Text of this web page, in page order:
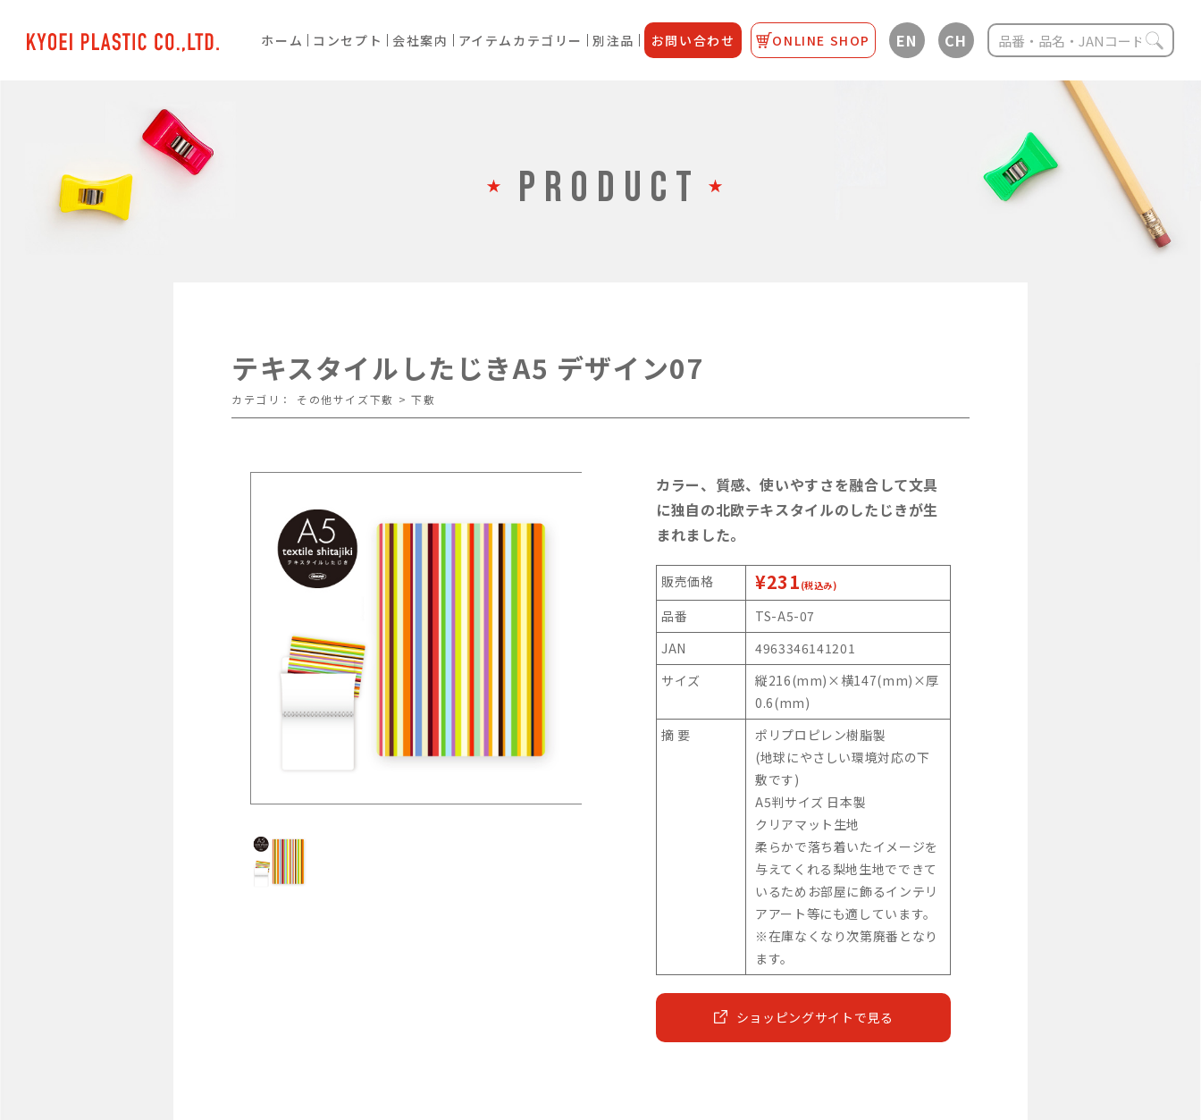
ホーム コンセプト 会社案内 アイテムカテゴリー 別注品 お問い合わせ ONLINE SHOP EN CH
PRODUCT
テキスタイルしたじきA5 デザイン07
カテゴリ： その他サイズ下敷 > 下敷
カラー、質感、使いやすさを融合して文具
に独自の北欧テキスタイルのしたじきが生
まれました。
販売価格 ¥231 (税込み)
品番
TS-A5-07
JAN
4963346141201
サイズ
縦216(mm)×横147(mm)×厚
0.6(mm)
摘 要
ポリプロピレン樹脂製
(地球にやさしい環境対応の下
敷です)
A5判サイズ 日本製
クリアマット生地
柔らかで落ち着いたイメージを
与えてくれる梨地生地でできて
いるためお部屋に飾るインテリ
アアート等にも適しています。
※在庫なくなり次第廃番となり
ます。
ショッピングサイトで見る